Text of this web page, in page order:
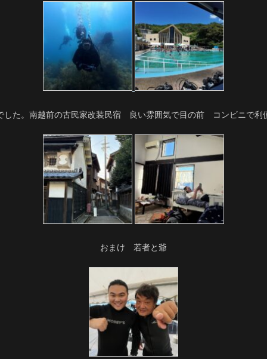
した。南越前の古民家改装民宿 良い雰囲気で目の前 コンビニで利
おまけ 若者と爺